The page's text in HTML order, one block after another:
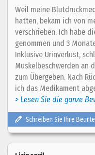
Weil meine
hatten, bekam ich von
verschrieben. Ich habe
genommen und 3
Inklusive Urinverlust,
Muskelbeschwerden an
zum Übergeben. Nach
ich das Medikament
> Lesen Sie die ganze
Schreiben Sie Ihre